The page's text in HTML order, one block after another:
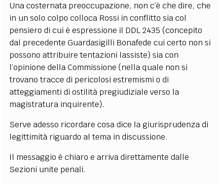
Una costernata preoccupazione, non c’è che dire, che
in un solo colpo colloca Rossi in conflitto sia col
pensiero di cui è espressione il DDL 2435 (concepito
dal precedente Guardasigilli Bonafede cui certo non si
possono attribuire tentazioni lassiste) sia con
l’opinione della Commissione (nella quale non si
trovano tracce di pericolosi estremismi o di
atteggiamenti di ostilità pregiudiziale verso la
magistratura inquirente).
Serve adesso ricordare cosa dice la giurisprudenza di
legittimità riguardo al tema in discussione.
Il messaggio è chiaro e arriva direttamente dalle
Sezioni unite penali.